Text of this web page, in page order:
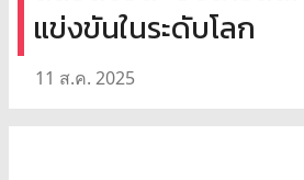
แข่งขันในระดับโลก
11 ส.ค. 2025